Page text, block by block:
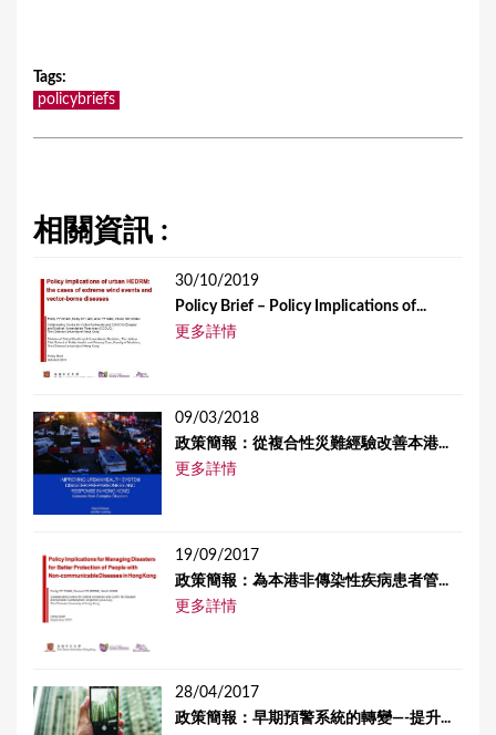
Tags:
policybriefs
相關資訊 :
30/10/2019
Policy Brief – Policy Implications of...
更多詳情
09/03/2018
政策簡報：從複合性災難經驗改善本港...
更多詳情
19/09/2017
政策簡報：為本港非傳染性疾病患者管...
更多詳情
28/04/2017
政策簡報：早期預警系統的轉變—-提升...